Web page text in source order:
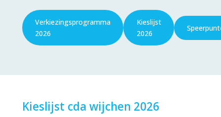
Verkiezingsprogramma
2026
Kieslijst
2026
Kieslijst cda wijchen 2026